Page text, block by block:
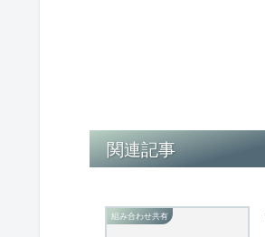
関連記事
組み合わせ共有